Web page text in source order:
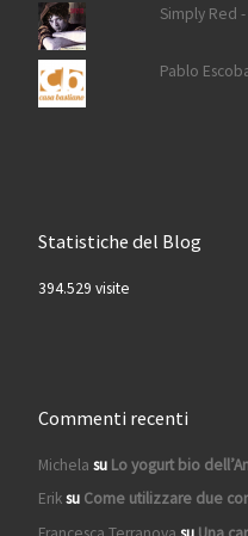
Simply Red
Pablo
Statistiche del Blog
394.529 visite
Commenti recenti
Michela su Lo yogurt bio
Eriksu Come utilizzare due